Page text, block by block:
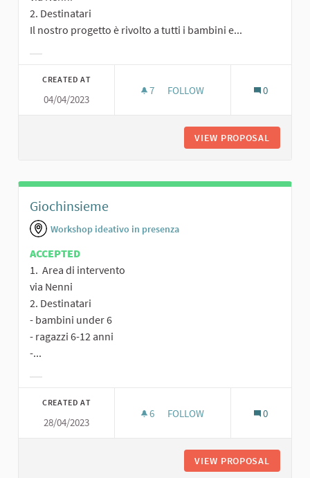
2. Destinatari
Il nostro progetto è rivolto a tutti i bambini e...
CREATED AT
04/04/2023
7 7 FOLLOWERS
FOLLOW 0
VIEW PROPOSAL
Giochinsieme
Workshop ideativo in presenza
ACCEPTED
1. Area di intervento
via Nenni
2. Destinatari
- bambini under 6
- ragazzi 6-12 anni
-...
CREATED AT
28/04/2023
6 6 FOLLOWERS
FOLLOW 0
VIEW PROPOSAL